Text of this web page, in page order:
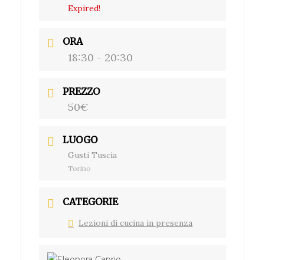
Expired!
ORA
18:30 - 20:30
PREZZO
50€
LUOGO
Gusti Tuscia
Torino
CATEGORIE
Lezioni di cucina in presenza